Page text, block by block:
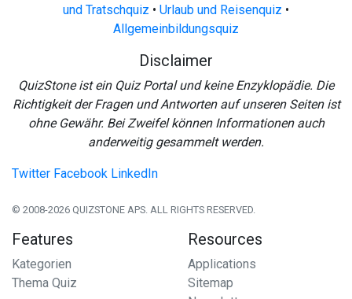
und Tratschquiz • Urlaub und Reisenquiz •
Allgemeinbildungsquiz
Disclaimer
QuizStone ist ein Quiz Portal und keine Enzyklopädie. Die
Richtigkeit der Fragen und Antworten auf unseren Seiten ist
ohne Gewähr. Bei Zweifel können Informationen auch
anderweitig gesammelt werden.
Twitter Facebook LinkedIn
© 2008-2026 QUIZSTONE APS. ALL RIGHTS RESERVED.
Features
Kategorien
Thema Quiz
Resources
Applications
Sitemap